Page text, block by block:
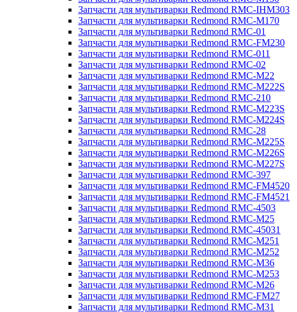
Запчасти для мультиварки Redmond RMC-IHM303
Запчасти для мультиварки Redmond RMC-M170
Запчасти для мультиварки Redmond RMC-01
Запчасти для мультиварки Redmond RMC-FM230
Запчасти для мультиварки Redmond RMC-011
Запчасти для мультиварки Redmond RMC-02
Запчасти для мультиварки Redmond RMC-M22
Запчасти для мультиварки Redmond RMC-M222S
Запчасти для мультиварки Redmond RMC-210
Запчасти для мультиварки Redmond RMC-M223S
Запчасти для мультиварки Redmond RMC-M224S
Запчасти для мультиварки Redmond RMC-28
Запчасти для мультиварки Redmond RMC-M225S
Запчасти для мультиварки Redmond RMC-M226S
Запчасти для мультиварки Redmond RMC-M227S
Запчасти для мультиварки Redmond RMC-397
Запчасти для мультиварки Redmond RMC-FM4520
Запчасти для мультиварки Redmond RMC-FM4521
Запчасти для мультиварки Redmond RMC-4503
Запчасти для мультиварки Redmond RMC-M25
Запчасти для мультиварки Redmond RMC-45031
Запчасти для мультиварки Redmond RMC-M251
Запчасти для мультиварки Redmond RMC-M252
Запчасти для мультиварки Redmond RMC-M36
Запчасти для мультиварки Redmond RMC-M253
Запчасти для мультиварки Redmond RMC-M26
Запчасти для мультиварки Redmond RMC-FM27
Запчасти для мультиварки Redmond RMC-M31